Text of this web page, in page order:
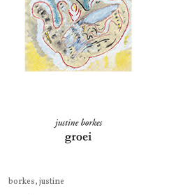
borkes, justine